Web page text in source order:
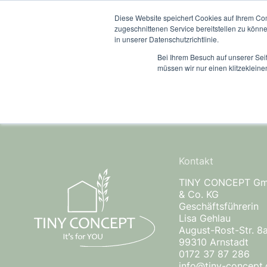
Diese Website speichert Cookies auf Ihrem
zugeschnittenen Service bereitstellen zu
in unserer Datenschutzrichtlinie.
Bei Ihrem Besuch auf unserer
müssen wir nur einen
Das Tiny
Kontakt
TINY CONCEPT
& Co. KG
Geschäftsführerin
Lisa Gehlau
August-Rost-Str. 8a
99310 Arnstadt
0172 37 87 286